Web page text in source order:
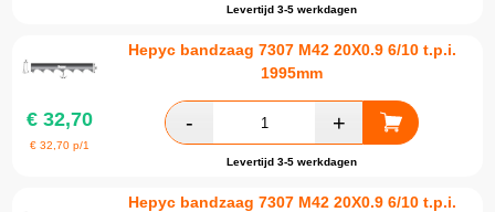
Levertijd 3-5 werkdagen
Hepyc bandzaag 7307 M42 20X0.9 6/10 t.p.i.
1995mm
€ 32,70
€32,70 p/1
Levertijd 3-5 werkdagen
Hepyc bandzaag 7307 M42 20X0.9 6/10 t.p.i.